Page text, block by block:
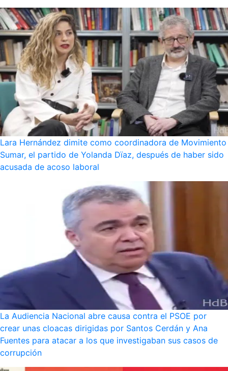
Lara Hernández dimite como coordinadora de Movimiento
Sumar, el partido de Yolanda Dïaz, después de haber sido
acusada de acoso laboral
La Audiencia Nacional abre causa contra el PSOE por
crear unas cloacas dirigidas por Santos Cerdán y Ana
Fuentes para atacar a los que investigaban sus casos de
corrupción